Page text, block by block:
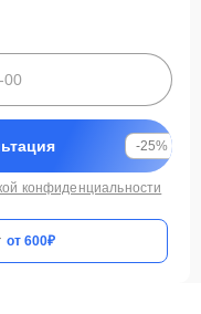
-25%
конфиденциальности
от 600₽